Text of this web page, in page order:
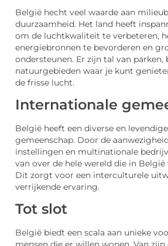
België hecht veel waarde aan
duurzaamheid. Het land heeft
om de luchtkwaliteit te verbeteren,
energiebronnen te bevorderen en
ondersteunen. Er zijn tal van parken,
natuurgebieden waar je kunt
de frisse lucht.
Internationale
België heeft een diverse en
gemeenschap. Door de
instellingen en multinationale
van over de hele wereld die in België
Dit zorgt voor een interculturele
verrijkende ervaring.
Tot slot
België biedt een scala aan unieke